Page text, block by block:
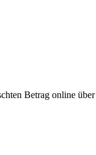
Betrag online über